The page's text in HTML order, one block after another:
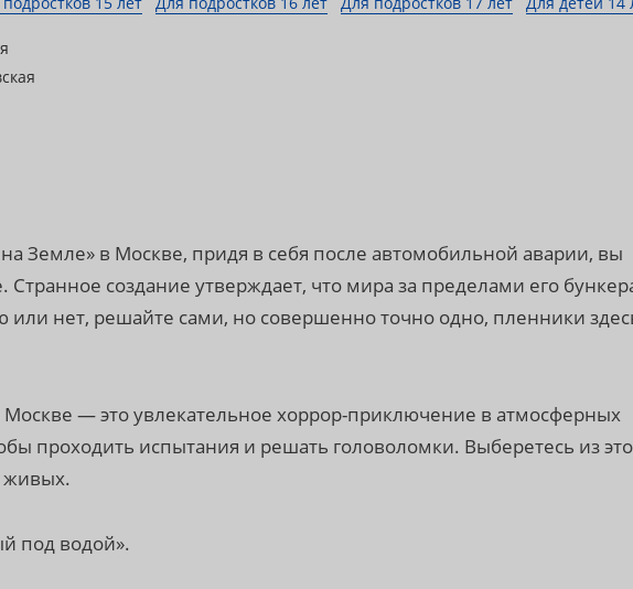
Земле» в Москве, придя в себя после автомобильной аварии, вы
Странное создание утверждает, что мира за пределами его
или нет, решайте сами, но совершенно точно одно, пленники
— это увлекательное хоррор-приключение в атмосферных
проходить испытания и решать головоломки. Выберетесь из
живых.
под водой».